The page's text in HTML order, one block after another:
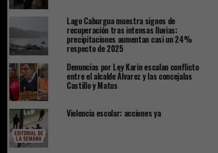
Lago Caburgua muestra signos de
recuperación tras intensas lluvias:
precipitaciones aumentan casi un 24%
respecto de 2025
Denuncias por Ley Karin escalan conflicto
entre el alcalde Álvarez y las concejalas
Castillo y Matus
Violencia escolar: acciones ya